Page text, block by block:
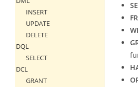
INSERT
UPDATE
DELETE
DQL
SELECT
DCL
GRANT